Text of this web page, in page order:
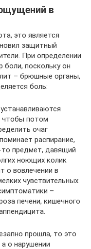
в
это является
защитный
При определении
боли, поскольку он
– брюшные органы,
боль:
чтобы потом
очаг
распирание,
то предмет, давящий
ноющих колик
о вовлечении в
чувствительных
–
печени, кишечного
прошла, то это
о нарушении